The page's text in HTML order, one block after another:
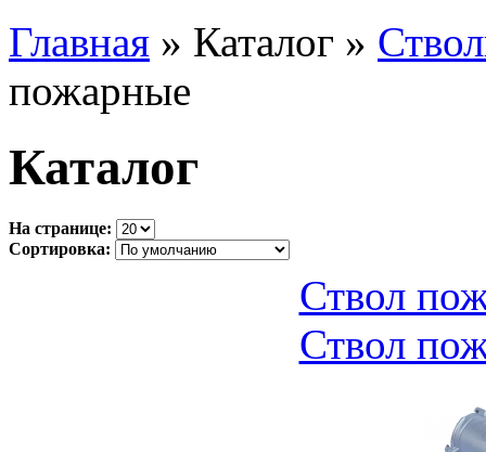
Главная » Каталог »
пожарные
Каталог
На странице:
Сортировка:
Ствол
Ствол